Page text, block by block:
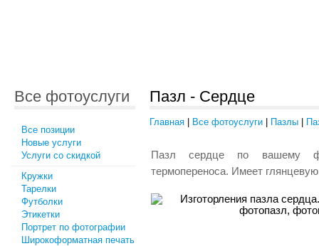
Все фотоуслуги
Все позиции
Новые услуги
Услуги со скидкой
Кружки
Тарелки
Футболки
Этикетки
Портрет по фотографии
Широкоформатная печать
Пазл - Сердце
Главная Все фотоуслуги Пазлы
Пазл сердце по вашему
термопереноса. Имеет